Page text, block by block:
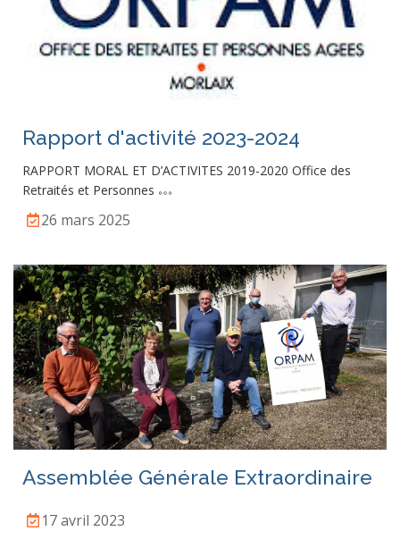
Rapport d'activité 2023-2024
RAPPORT MORAL ET D’ACTIVITES 2019-2020 Office des
Retraités et Personnes
26 mars 2025
Assemblée Générale Extraordinaire
17 avril 2023